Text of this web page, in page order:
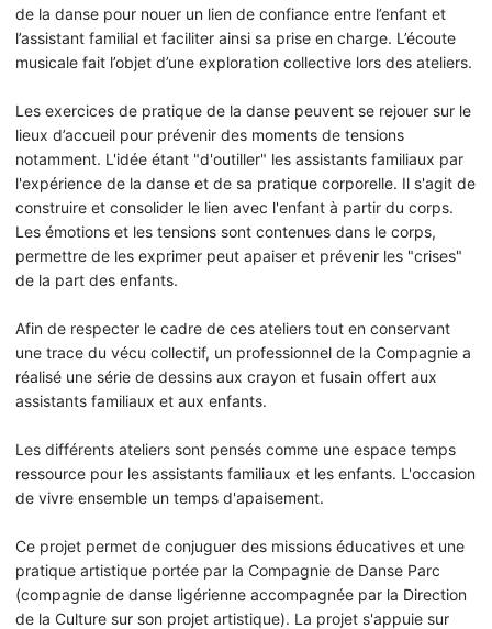
de la danse pour nouer un lien de confiance entre l’enfant et
l’assistant familial et faciliter ainsi sa prise en charge. L’écoute
musicale fait l’objet d’une exploration collective lors des ateliers.
Les exercices de pratique de la danse peuvent se rejouer sur le
lieux d’accueil pour prévenir des moments de tensions
notamment. L'idée étant "d'outiller" les assistants familiaux par
l'expérience de la danse et de sa pratique corporelle. Il s'agit de
construire et consolider le lien avec l'enfant à partir du corps.
Les émotions et les tensions sont contenues dans le corps,
permettre de les exprimer peut apaiser et prévenir les "crises"
de la part des enfants.
Afin de respecter le cadre de ces ateliers tout en conservant
une trace du vécu collectif, un professionnel de la Compagnie a
réalisé une série de dessins aux crayon et fusain offert aux
assistants familiaux et aux enfants.
Les différents ateliers sont pensés comme une espace temps
ressource pour les assistants familiaux et les enfants. L'occasion
de vivre ensemble un temps d'apaisement.
Ce projet permet de conjuguer des missions éducatives et une
pratique artistique portée par la Compagnie de Danse Parc
(compagnie de danse ligérienne accompagnée par la Direction
de la Culture sur son projet artistique). La projet s'appuie sur